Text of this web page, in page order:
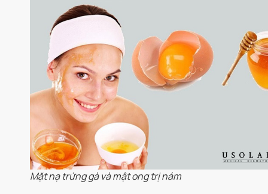
Mặt nạ trứng gà và mật ong trị nám